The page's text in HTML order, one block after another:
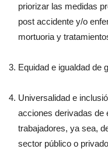
priorizar las medidas
post accidente y/o
mortuoria y
Equidad e igualdad de
Universalidad e
acciones derivadas de
trabajadores, ya sea,
sector público o